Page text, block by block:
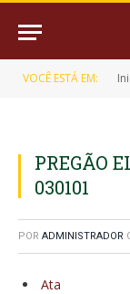
VOCÊ ESTÁ EM:
PREGÃO
030101
POR ADMINISTRADOR
Ata